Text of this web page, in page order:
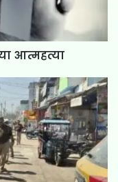
आत्महत्या